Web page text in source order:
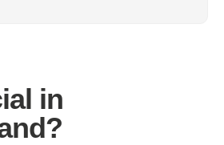
in